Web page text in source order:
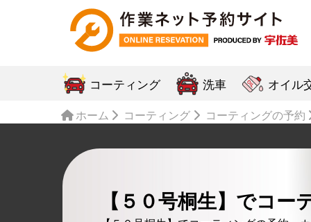
コーティング 洗車 オイル
ホーム コーティング コーティングの予約
【５０号桐生】でコー